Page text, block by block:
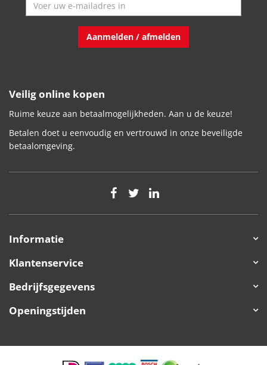
Aanmelden / afmelden
Veilig online kopen
Ruime keuze aan betaalmogelijkheden. Aan u de keuze!
Betalen doet u eenvoudig en vertrouwd in onze beveiligde
betaalomgeving.
Informatie
Klantenservice
Bedrijfsgegevens
Openingstijden